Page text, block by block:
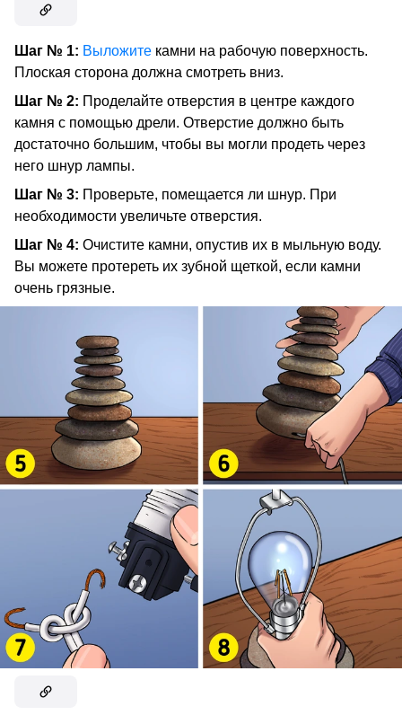
Шаг № 1: Выложите камни на рабочую поверхность.
Плоская сторона должна смотреть вниз.
Шаг № 2: Проделайте отверстия в центре каждого
камня с помощью дрели. Отверстие должно быть
достаточно большим, чтобы вы могли продеть через
него шнур лампы.
Шаг № 3: Проверьте, помещается ли шнур. При
необходимости увеличьте отверстия.
Шаг № 4: Очистите камни, опустив их в мыльную воду.
Вы можете протереть их зубной щеткой, если камни
очень грязные.